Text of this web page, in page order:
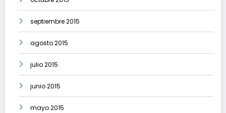
septiembre 2015
agosto 2015
julio 2015
junio 2015
mayo 2015